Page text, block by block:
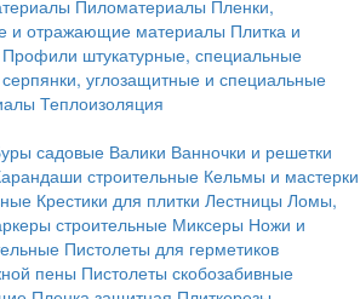
Пиломатериалы Пленки,
и отражающие материалы Плитка и
Профили штукатурные, специальные
серпянки, углозащитные и специальные
Теплоизоляция
садовые Валики Ванночки и решетки
строительные Кельмы и мастерки
Крестики для плитки Лестницы Ломы,
строительные Миксеры Ножи и
Пистолеты для герметиков
пены Пистолеты скобозабивные